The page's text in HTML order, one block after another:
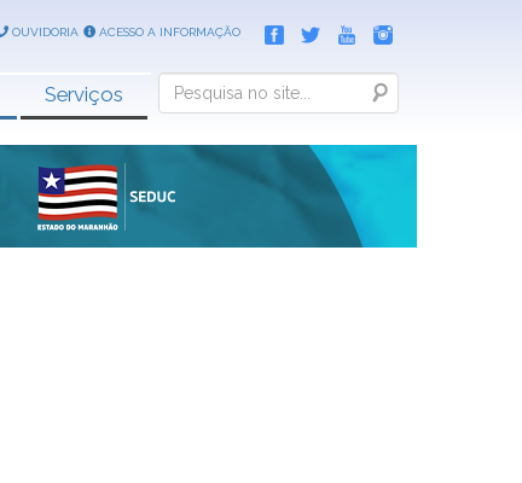
OUVIDORIA ACESSO A INFORMAÇÃO
Serviços Search